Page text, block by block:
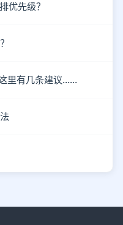
优先级？
里有几条建议……